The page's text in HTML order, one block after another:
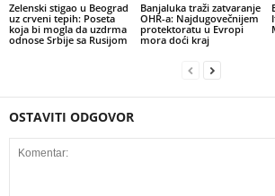
Zelenski stigao u Beograd
uz crveni tepih: Poseta
koja bi mogla da uzdrma
odnose Srbije sa Rusijom
Banjaluka traži zatvaranje
OHR-a: Najdugovečnijem
protektoratu u Evropi
mora doći kraj
OSTAVITI ODGOVOR